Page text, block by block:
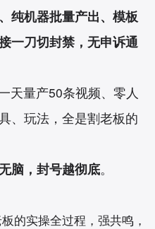
纯机器批量产出、模板
一刀切封禁，无申诉通
天量产50条视频、零人
、玩法，全是割老板的
脑，封号越彻底。
的实操全过程，强共鸣，